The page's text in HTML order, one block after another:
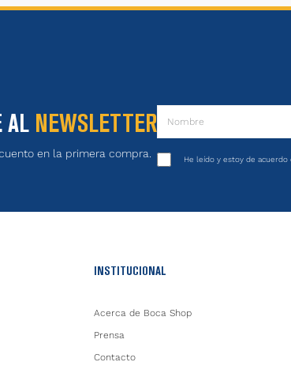
AL NEWSLETTER
en la primera compra. He leído y estoy de
INSTITUCIONAL
Acerca de Boca Shop
Prensa
Contacto